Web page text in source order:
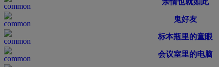
亲情也就如此
鬼好友
标本瓶里的童眼
会议室里的电脑